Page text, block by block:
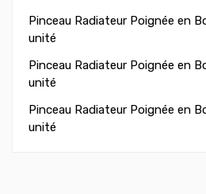
Pinceau Radiateur Poignée en
unité
Pinceau Radiateur Poignée en
unité
Pinceau Radiateur Poignée en
unité